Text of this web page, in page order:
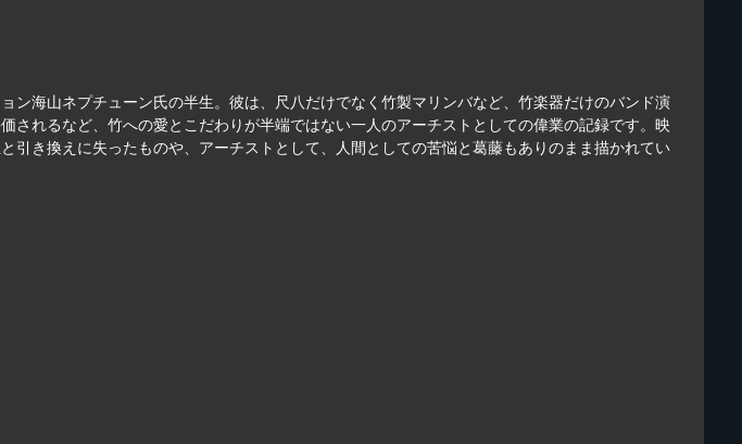
海山ネプチューン氏の半生。彼は、尺八だけでなく竹製マリンバなど、竹楽器だけのバンド演
れるなど、竹への愛とこだわりが半端ではない一人のアーチストとしての偉業の記録です。映
き換えに失ったものや、アーチストとして、人間としての苦悩と葛藤もありのまま描かれてい